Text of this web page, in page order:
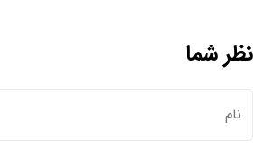
نظر شما